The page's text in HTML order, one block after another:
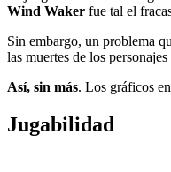
Wind Waker fue tal el
Sin embargo, un problema
las muertes de los
Así, sin más. Los gráficos
Jugabilidad